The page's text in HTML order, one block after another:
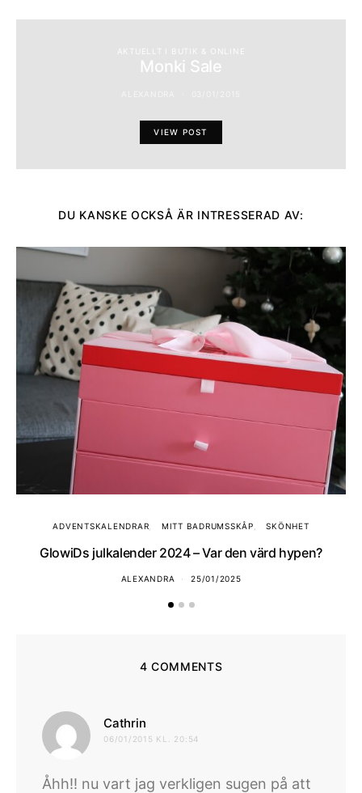
AKTUELLT I BUTIK & ONLINE
Monki Sale
VIEW POST
DU KANSKE OCKSÅ ÄR INTRESSERAD AV:
ADVENTSKALENDRAR MITT BADRUMSSKÅP SKÖNHET
GlowiDs julkalender 2024 – Var den värd hypen?
ALEXANDRA 25/01/2025
4 COMMENTS
Cathrin
06/01/2015 KL. 20:54
Åhh!! nu vart jag verkligen sugen på att